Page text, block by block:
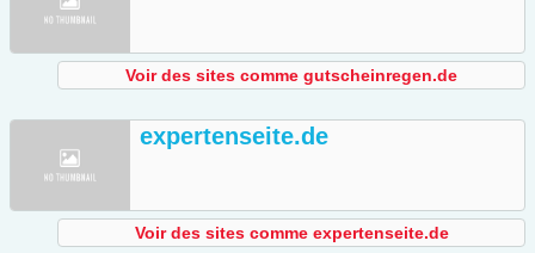
Voir des sites comme gutscheinregen.de
expertenseite.de
Voir des sites comme expertenseite.de